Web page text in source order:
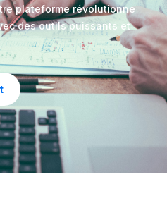
plateforme révolutionne
des outils puissants et